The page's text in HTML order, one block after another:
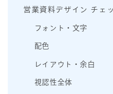
営業資料デザイン チェ
フォント・文字
配色
レイアウト・余白
視認性全体